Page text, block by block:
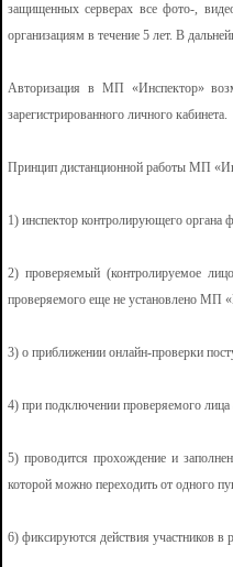
защищенных серверах все фото-,
организациям в течение 5 лет. В
Авторизация в МП «Инспектор»
зарегистрированного личного кабинета.
Принцип дистанционной работы МП
1) инспектор контролирующего органа
2) проверяемый (контролируемое
проверяемого еще не установлено МП
3) о приближении онлайн-проверки
4) при подключении проверяемого лица
5) проводится прохождение и
которой можно переходить от одного
6) фиксируются действия участников в